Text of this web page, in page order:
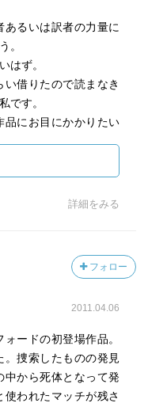
あるいは訳者の力量に
。
はず。
借りたので読まなき
です。
品にお目にかかりたい
詳細をみる
フォロー
2011.04.06
ードの初登場作品。
捜索したものの発見
中から死体となって発
われたマッチが残さ